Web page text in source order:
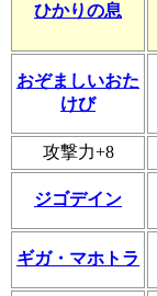
ひかりの息
おぞましいおた
けび
攻撃力+8
ジゴデイン
ギガ・マホトラ